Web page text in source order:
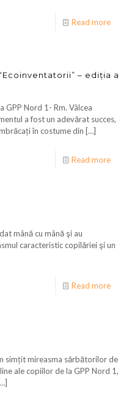
Read more
– ediția a
GPP Nord 1- Rm. Vâlcea
a fost un adevărat succes,
în costume din […]
Read more
mână cu mână şi au
caracteristic copilăriei şi un
Read more
simțit mireasma sărbătorilor de
ale copiilor de la GPP Nord 1,